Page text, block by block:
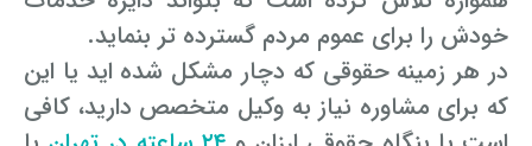
خودش را برای عموم مردم گسترده تر بنماید.
در هر زمینه حقوقی که دچار مشکل شده اید یا این
که برای مشاوره نیاز به وکیل متخصص دارید، کافی